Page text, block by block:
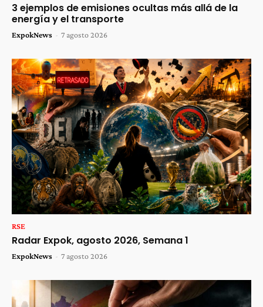
3 ejemplos de emisiones ocultas más allá de la
energía y el transporte
ExpokNews - 7 agosto 2026
RSE
Radar Expok, agosto 2026, Semana 1
ExpokNews - 7 agosto 2026